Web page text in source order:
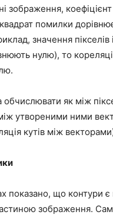
зображення, коефіцієнт
помилки
значення пікселів
нулю), то
як між
утвореними ними
кутів між
показано, що контури є
зображення.